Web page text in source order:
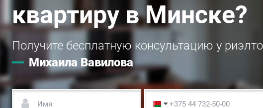
квартиру в Минске?
Получите бесплатную консультацию у
Михаила Вавилова